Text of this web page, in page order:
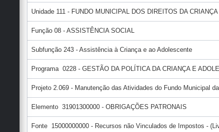
Unidade 111 - FUNDO MUNICIPAL DOS DIREITOS DA
Função 08 - ASSISTÊNCIA SOCIAL
Subfunção 243 - Assistência à Criança e ao Adolescente
Programa 0228 - GESTÃO DA POLÍTICA DA CRIANÇA E
Projeto 2.069 - Manutenção das Atividades do Fundo Municipal
Elemento 31901300000 - OBRIGAÇÕES PATRONAIS
Fonte 15000000000 - Recursos não Vinculados de Impostos -